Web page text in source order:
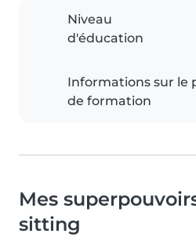
Niveau
d'éducation
Informations sur le
de formation
Mes
sitting